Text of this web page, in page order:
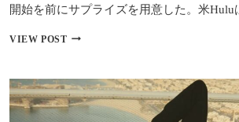
開始を前にサプライズを用意した。米
VIEW POST『一
ェ
フ
の